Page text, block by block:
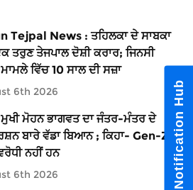
Tejpal News : ਤਹਿਲਕਾ ਦੇ ਸਾਬਕਾ
ਤਰੁਣ ਤੇਜਪਾਲ ਦੋਸ਼ੀ ਕਰਾਰ; ਜਿਨਸੀ
ਵਿੱਚ 10 ਸਾਲ ਦੀ ਸਜ਼ਾ
6th 2026
ਮੁਖੀ ਮੋਹਨ ਭਾਗਵਤ ਦਾ ਜੰਤਰ-ਮੰਤਰ ਦੇ
ਬਾਰੇ ਵੱਡਾ ਬਿਆਨ ; ਕਿਹਾ- Gen-Z
ਨਹੀਂ ਹਨ
6th 2026 Notification Hub